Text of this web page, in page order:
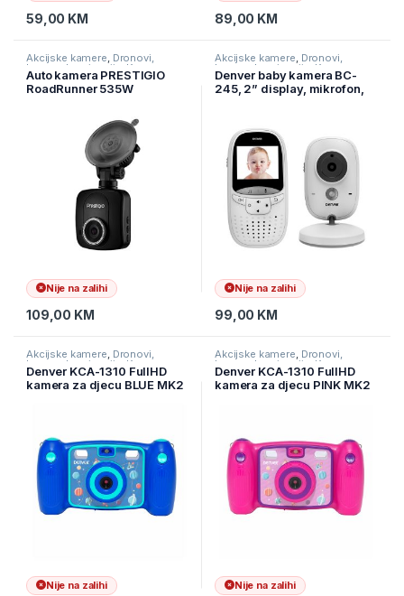
59,00 KM 89,00 KM
Akcijske kamere, Dronovi,
kamere I navigacije Kamere
Auto kamera PRESTIGIO
RoadRunner 535W
Nije na zalihi
109,00 KM
Akcijske kamere, Dronovi,
kamere I navigacije Kamere
Denver baby kamera BC-
245, 2” display, mikrofon,
Nije na zalihi
99,00 KM
Akcijske kamere, Dronovi,
kamere I navigacije Kamere
Denver KCA-1310 FullHD
kamera za djecu BLUE MK2
Nije na zalihi
Akcijske kamere, Dronovi,
kamere I navigacije Kamere
Denver KCA-1310 FullHD
kamera za djecu PINK MK2
Nije na zalihi